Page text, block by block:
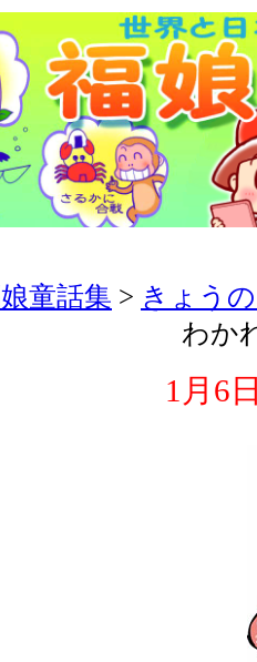
童話集 > きょう
わか
1月6